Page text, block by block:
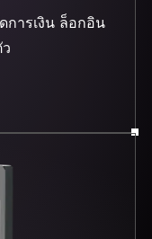
การเงิน ล็อกอิน